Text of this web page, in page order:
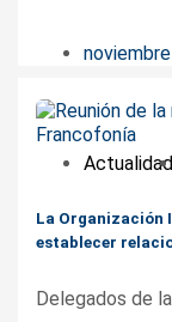
Actualidad
La Organización
establecer
Delegados de